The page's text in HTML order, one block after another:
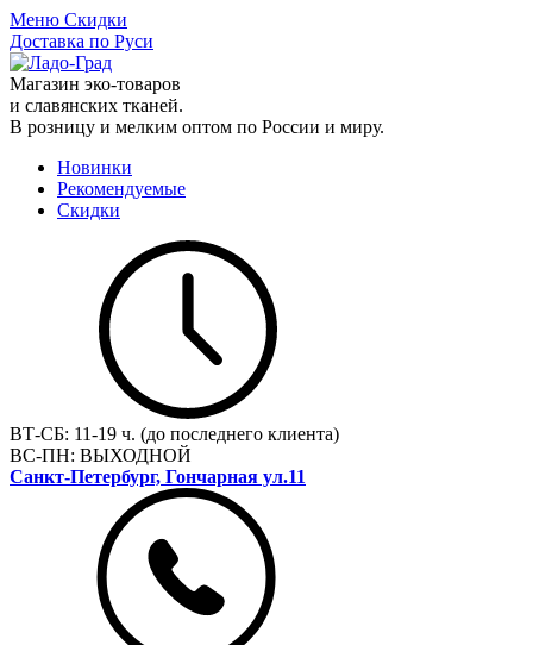
Меню Скидки
Доставка по Руси
Магазин эко-товаров
и славянских тканей.
В розницу и мелким оптом по России и миру.
Новинки
Рекомендуемые
Скидки
ВТ-СБ: 11-19 ч. (до последнего клиента)
ВС-ПН: ВЫХОДНОЙ
Санкт-Петербург, Гончарная ул.11